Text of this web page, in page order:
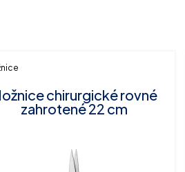
chirurgické rovné
zahrotené 22 cm